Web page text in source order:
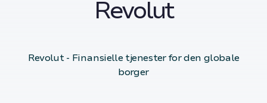
Revolut
Revolut - Finansielle tjenester for den globale
borger